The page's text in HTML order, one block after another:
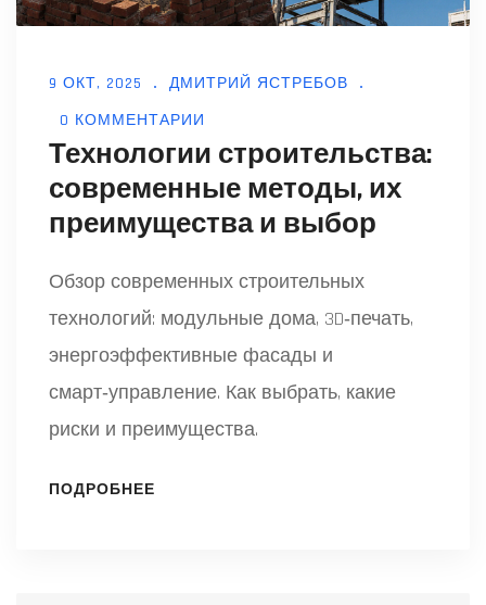
9 ОКТ, 2025
ДМИТРИЙ ЯСТРЕБОВ
0 КОММЕНТАРИИ
Технологии строительства:
современные методы, их
преимущества и выбор
Обзор современных строительных
технологий: модульные дома, 3D‑печать,
энергоэффективные фасады и
смарт‑управление. Как выбрать, какие
риски и преимущества.
ПОДРОБНЕЕ